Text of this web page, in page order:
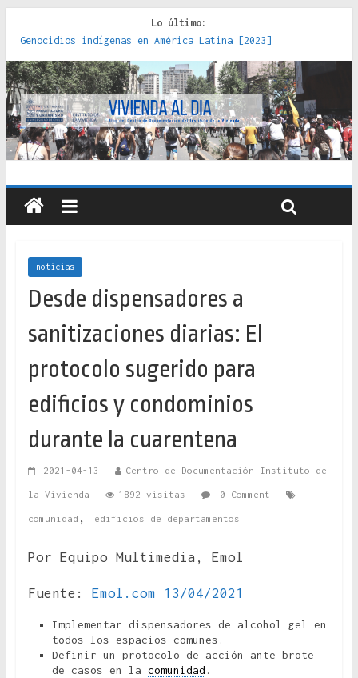
Lo último:
Genocidios indígenas en América Latina [2023]
Estudios sobre la espacialización de los Estados :
políticas, prácticas y representaciones [2022]
Donde el pedernal choca con el acero : hacia una teoría
crítica de las fronteras latinoamericanas [2020]
Criterios técnicos para una vivienda adecuada [2019]
Red de consultorios de la Caja del Seguro Obrero en
Santiago : un patrimonio emblemático [2014]
noticias
Desde dispensadores a
sanitizaciones diarias: El
protocolo sugerido para
edificios y condominios
durante la cuarentena
2021-04-13 Centro de Documentación Instituto de
la Vivienda 1892 visitas 0 Comment
comunidad , edificios de departamentos
Por Equipo Multimedia, Emol
Fuente: Emol.com 13/04/2021
Implementar dispensadores de alcohol gel en
todos los espacios comunes.
Definir un protocolo de acción ante brote
de casos en la comunidad .